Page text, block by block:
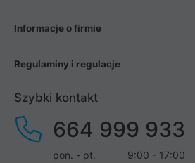
Informacje o firmie
Regulaminy i regulacje
Szybki kontakt
664 999 933
pon. - pt.
9:00 - 17:00